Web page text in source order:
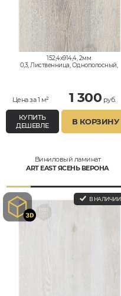
152,4x914,4, 2мм
0,3, Лиственница, Однополосный,
Цена за 1 м² 1 300 руб.
КУПИТЬ
ДЕШЕВЛЕ
В КОРЗИНУ
Виниловый ламинат
ART EAST ЯСЕНЬ ВЕРОНА
В НАЛИЧИИ